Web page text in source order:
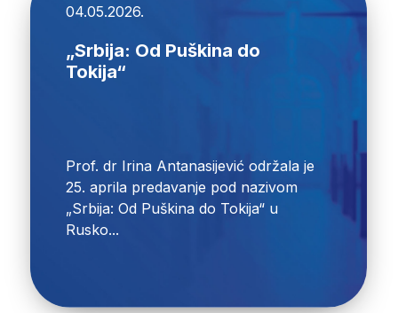
04.05.2026.
„Srbija: Od Puškina do
Tokija“
Prof. dr Irina Antanasijević održala je
25. aprila predavanje pod nazivom
„Srbija: Od Puškina do Tokija“ u
Rusko...